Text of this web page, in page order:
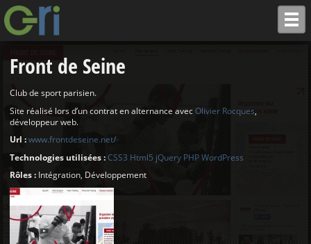
Front de Seine
Club de sport parisien.
Site réalisé lors d’un contrat en alternance avecOlivier Rocques,
développeur web.
Url : www.frontdeseine.net/
Technologies utilisées : CSS3 Html5 jQuery PHP WordPress
Rôles : Intégration, Développement